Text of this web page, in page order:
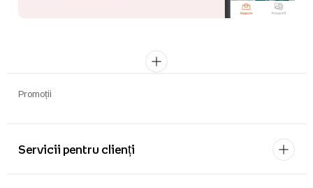
Promoții
Servicii pentru clienți